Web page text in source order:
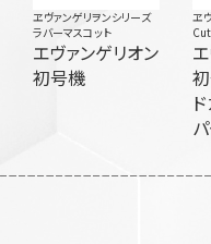
ヱヴァンゲリヲンシリーズ
ラバーマスコット
エヴァンゲリオン
初号機
ヱ